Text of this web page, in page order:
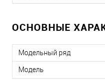
ОСНОВНЫЕ
Модельный ряд
Модель